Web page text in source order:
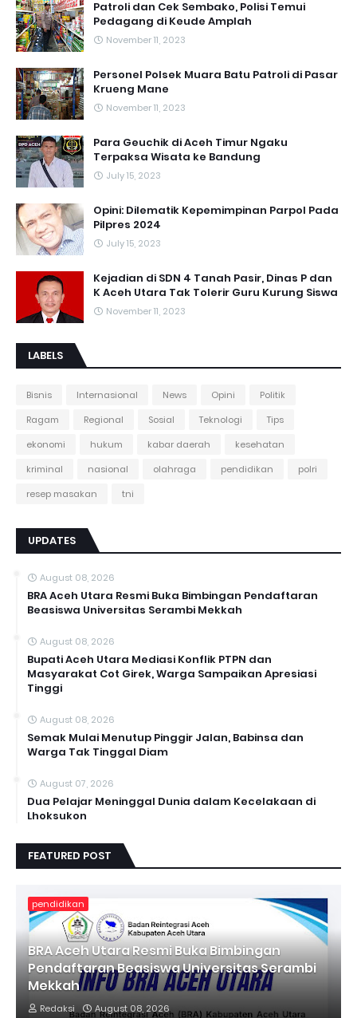
Patroli dan Cek Sembako, Polisi Temui
Pedagang di Keude Amplah
November 11, 2023
Personel Polsek Muara Batu Patroli di Pasar
Krueng Mane
November 11, 2023
Para Geuchik di Aceh Timur Ngaku
Terpaksa Wisata ke Bandung
July 15, 2023
Opini: Dilematik Kepemimpinan Parpol Pada
Pilpres 2024
July 15, 2023
Kejadian di SDN 4 Tanah Pasir, Dinas P dan
K Aceh Utara Tak Tolerir Guru Kurung Siswa
November 11, 2023
LABELS
Bisnis Internasional News Opini
Politik
Ragam
Regional Sosial Teknologi
Tips
ekonomi
hukum kabar daerah
kesehatan
kriminal
nasional olahraga pendidikan
polri
resep masakan
tni
UPDATES
August 08, 2026
BRA Aceh Utara Resmi Buka Bimbingan Pendaftaran
Beasiswa Universitas Serambi Mekkah
August 08, 2026
Bupati Aceh Utara Mediasi Konflik PTPN dan
Masyarakat Cot Girek, Warga Sampaikan Apresiasi
Tinggi
August 08, 2026
Semak Mulai Menutup Pinggir Jalan, Babinsa dan
Warga Tak Tinggal Diam
August 07, 2026
Dua Pelajar Meninggal Dunia dalam Kecelakaan di
Lhoksukon
FEATURED POST
pendidikan
BRA Aceh Utara Resmi Buka Bimbingan
Pendaftaran Beasiswa Universitas Serambi
Mekkah
Redaksi August 08, 2026